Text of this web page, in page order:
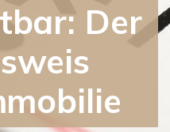
Der